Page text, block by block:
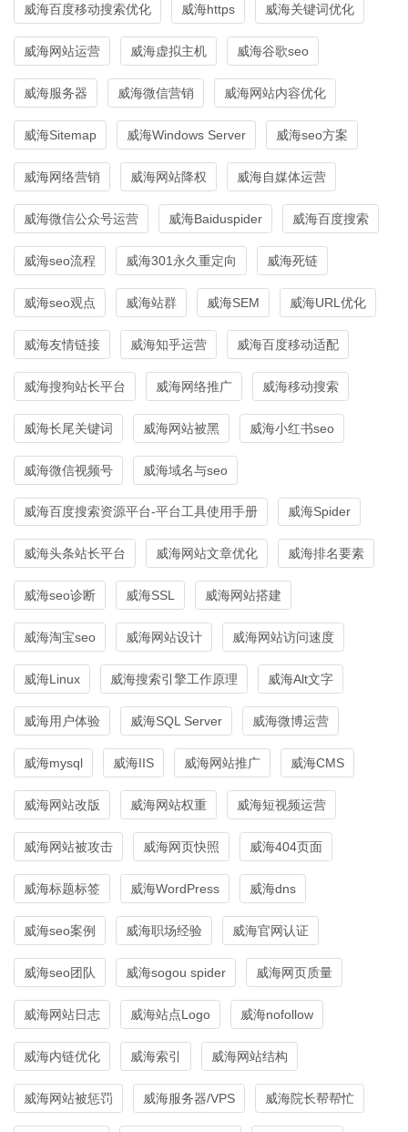
威海百度移动搜索优化 威海https 威海关键词优化
威海网站运营 威海虚拟主机 威海谷歌seo
威海服务器 威海微信营销 威海网站内容优化
威海Sitemap 威海Windows Server 威海seo方案
威海网络营销 威海网站降权 威海自媒体运营
威海微信公众号运营 威海Baiduspider 威海百度搜索
威海seo流程 威海301永久重定向 威海死链
威海seo观点 威海站群 威海SEM 威海URL优化
威海友情链接 威海知乎运营 威海百度移动适配
威海搜狗站长平台 威海网络推广 威海移动搜索
威海长尾关键词 威海网站被黑 威海小红书seo
威海微信视频号 威海域名与seo
威海百度搜索资源平台-平台工具使用手册 威海Spider
威海头条站长平台 威海网站文章优化 威海排名要素
威海seo诊断 威海SSL 威海网站搭建
威海淘宝seo 威海网站设计 威海网站访问速度
威海Linux 威海搜索引擎工作原理 威海Alt文字
威海用户体验 威海SQL Server 威海微博运营
威海mysql 威海IIS 威海网站推广 威海CMS
威海网站改版 威海网站权重 威海短视频运营
威海网站被攻击 威海网页快照 威海404页面
威海标题标签 威海WordPress 威海dns
威海seo案例 威海职场经验 威海官网认证
威海seo团队 威海sogou spider 威海网页质量
威海网站日志 威海站点Logo 威海nofollow
威海内链优化 威海索引 威海网站结构
威海网站被惩罚 威海服务器/VPS 威海院长帮帮忙